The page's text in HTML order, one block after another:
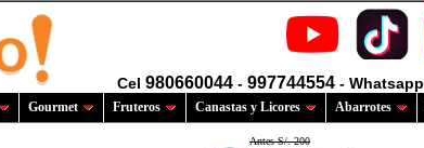
Cel 980660044 - 997744554 - Whatsapp
Gourmet Fruteros Canastas y Licores Abarrotes
Antes S/. 200